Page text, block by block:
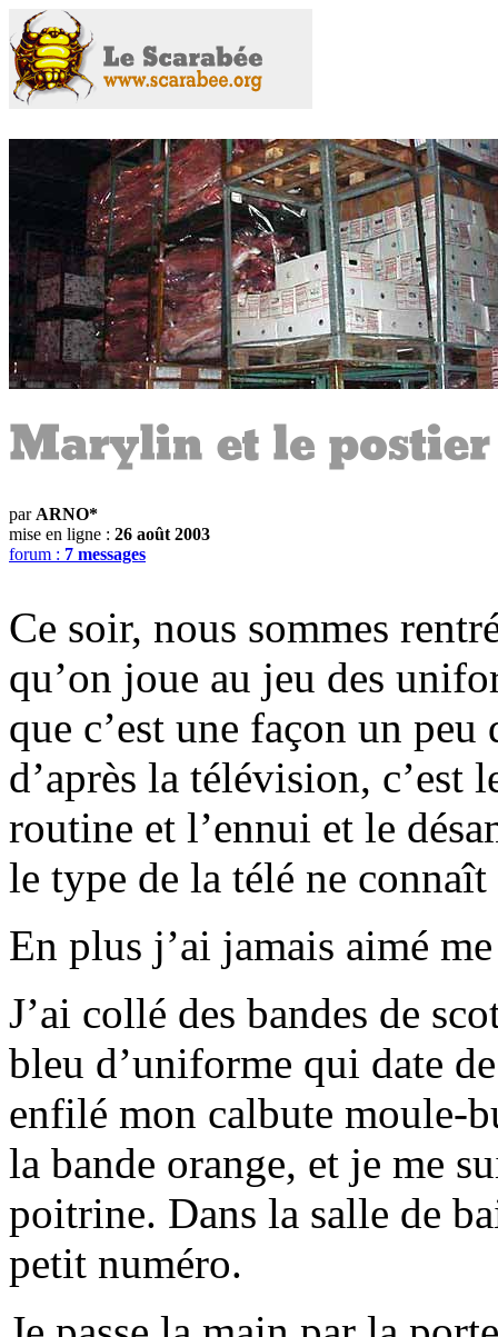
par ARNO*
mise en ligne : 26 août 2003
forum : 7 messages
Ce soir, nous sommes
qu’on joue au jeu des
que c’est une façon un
d’après la télévision, c’est
routine et l’ennui et le
le type de la télé ne connaît
En plus j’ai jamais aimé
J’ai collé des bandes de
bleu d’uniforme qui date
enfilé mon calbute moule-
la bande orange, et je me
poitrine. Dans la salle de
petit numéro.